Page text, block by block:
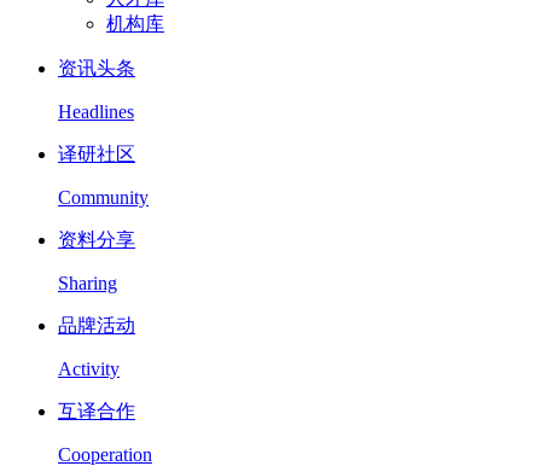
机构库
资讯头条
Headlines
译研社区
Community
资料分享
Sharing
品牌活动
Activity
互译合作
Cooperation